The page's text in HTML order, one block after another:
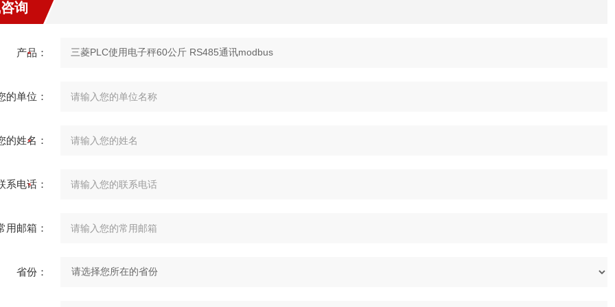
询
产品：
的单位：
的姓名：
系电话：
用邮箱：
省份：